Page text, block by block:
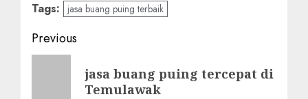
Tags: jasa buang puing terbaik
Post
navigation
Previous
jasa buang puing tercepat di
Temulawak